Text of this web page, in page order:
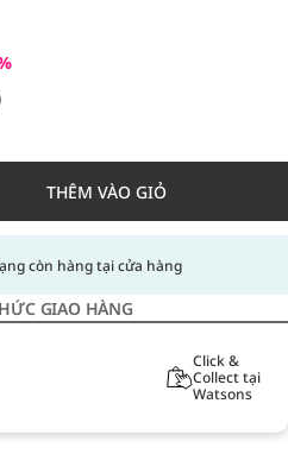
THÊM VÀO GIỎ
còn hàng tại cửa hàng
GIAO HÀNG
Click &
Collect tại
Watsons